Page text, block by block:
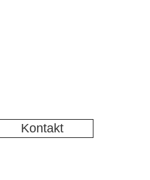
Kontakt